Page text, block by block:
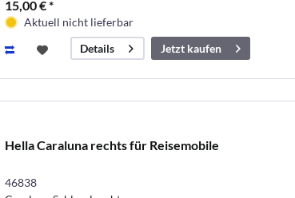
15,00 € *
Aktuell nicht lieferbar
Details
Jetzt kaufen
Hella Caraluna rechts für Reisemobile
46838